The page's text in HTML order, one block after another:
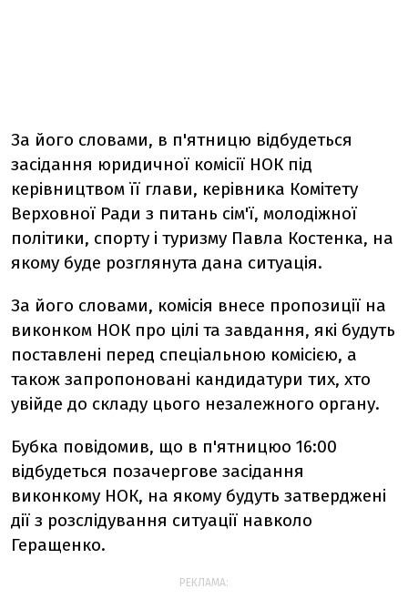
За його словами, в п'ятницю відбудеться
засідання юридичної комісії НОК під
керівництвом її глави, керівника Комітету
Верховної Ради з питань сім'ї, молодіжної
політики, спорту і туризму Павла Костенка, на
якому буде розглянута дана ситуація.
За його словами, комісія внесе пропозиції на
виконком НОК про цілі та завдання, які будуть
поставлені перед спеціальною комісією, а
також запропоновані кандидатури тих, хто
увійде до складу цього незалежного органу.
Бубка повідомив, що в п'ятницюо 16:00
відбудеться позачергове засідання
виконкому НОК, на якому будуть затверджені
дії з розслідування ситуації навколо
Геращенко.
РЕКЛАМА: